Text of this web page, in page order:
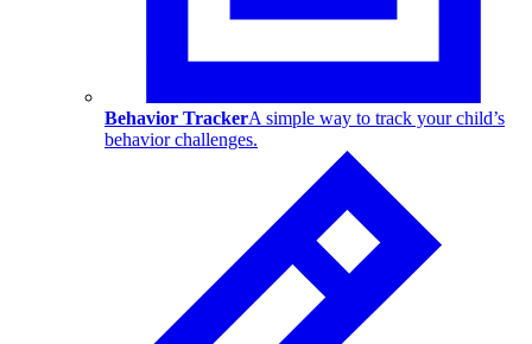
Behavior TrackerA simple way to track your child’s
behavior challenges.